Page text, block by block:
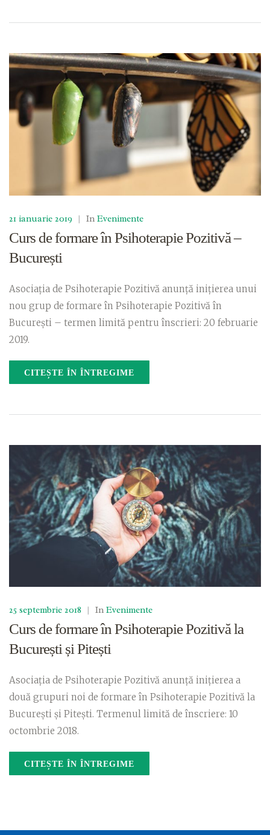
21 ianuarie 2019 | In Evenimente
Curs de formare în Psihoterapie Pozitivă –
București
Asociația de Psihoterapie Pozitivă anunță inițierea unui
nou grup de formare în Psihoterapie Pozitivă în
București – termen limită pentru înscrieri: 20 februarie
2019.
CITEȘTE ÎN ÎNTREGIME
25 septembrie 2018 | In Evenimente
Curs de formare în Psihoterapie Pozitivă la
București și Pitești
Asociația de Psihoterapie Pozitivă anunță inițierea a
două grupuri noi de formare în Psihoterapie Pozitivă la
București și Pitești. Termenul limită de înscriere: 10
octombrie 2018.
CITEȘTE ÎN ÎNTREGIME